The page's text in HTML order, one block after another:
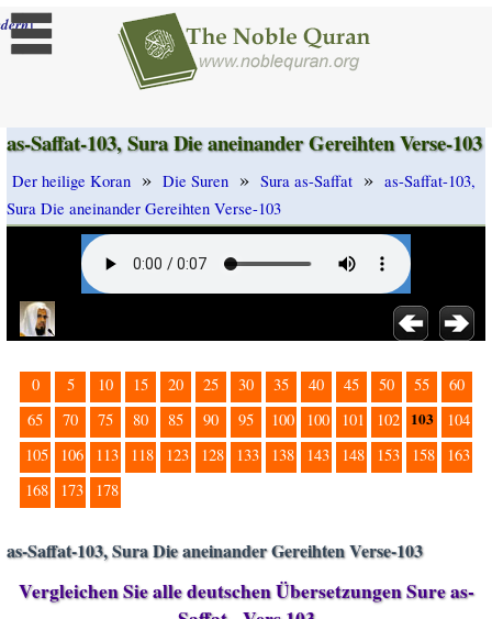
]
as-Saffat-103, Sura Die aneinander Gereihten Verse-103
Der heilige Koran » Die Suren » Sura as-Saffat » as-Saffat-103,
Sura Die aneinander Gereihten Verse-103
0 5 10 15 20 25 30 35 40 45 50 55
60
65
70 75 80 85 90 95 100 100 101 102 103
104
105
106 113 118 123 128 133 138 143 148 153 158
163
168
173 178
as-Saffat-103, Sura Die aneinander Gereihten Verse-103
Vergleichen Sie alle deutschen Übersetzungen Sure as-